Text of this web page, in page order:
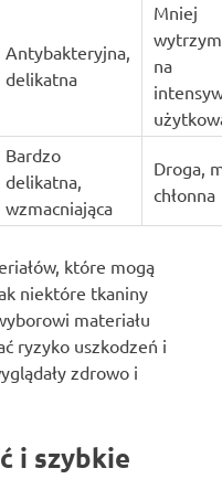
Antybakteryjna,
delikatna
Mniej
na
Bardzo
delikatna,
wzmacniająca
Droga,
chłonna
które mogą
niektóre tkaniny
materiału
ryzyko uszkodzeń i
zdrowo i
i szybkie